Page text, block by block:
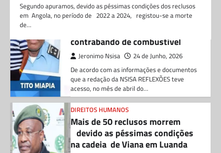
Segundo apuramos, devido as péssimas condições dos reclusos
em Angola, no período de 2022 a 2024, registou-se a morte
de…
CORRUPÇÃO
Chefe do DIIP no Zaíre e seu
contrabando de combustivel
Jeronimo Nsisa 24 de Junho, 2026
De acordo com as informações e documentos
que a redação da NSISA REFLEXÕES teve
acesso, no mês de abril do…
DIREITOS HUMANOS
Mais de 50 reclusos morrem
devido as péssimas condições
na cadeia de Viana em Luanda